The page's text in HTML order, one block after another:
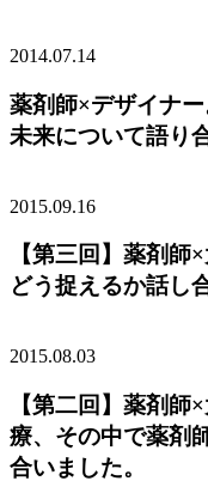
2014.07.14
薬剤師×デザイナ
未来について語り
2015.09.16
【第三回】薬剤師
どう捉えるか話し
2015.08.03
【第二回】薬剤師
療、その中で薬剤
合いました。